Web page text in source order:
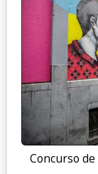
Concurso